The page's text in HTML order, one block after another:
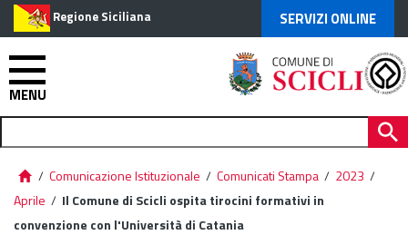
Regione Siciliana SERVIZI ONLINE
MENU
/ Comunicazione Istituzionale / Comunicati Stampa / 2023 /
Aprile / Il Comune di Scicli ospita tirocini formativi in
convenzione con l'Università di Catania